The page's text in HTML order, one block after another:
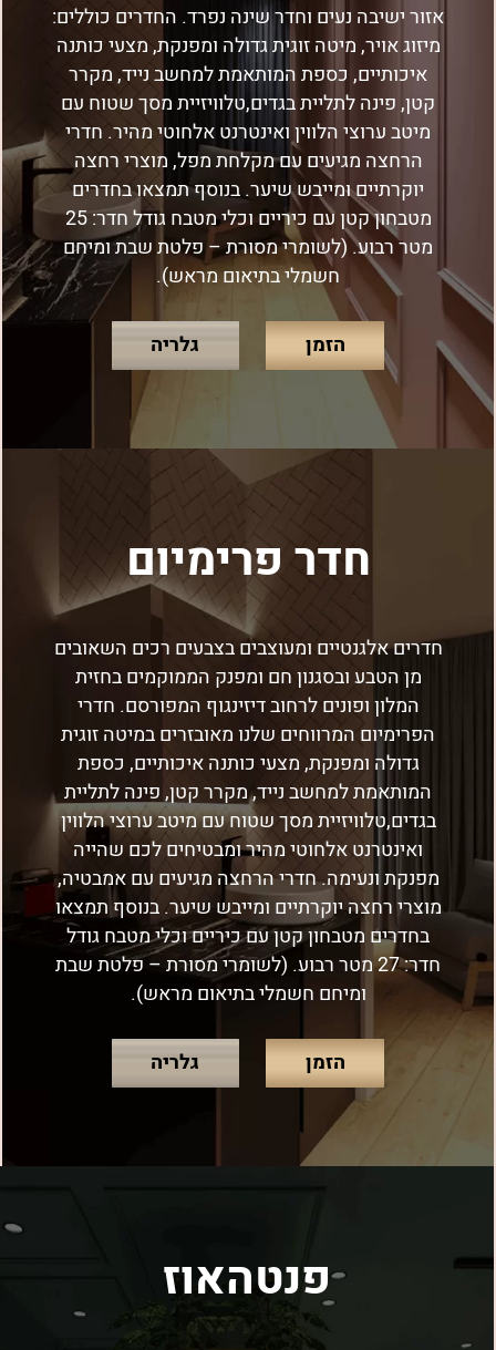
אזור ישיבה נעים וחדר שינה נפרד. החדרים כוללים:
מיזוג אויר, מיטה זוגית גדולה ומפנקת, מצעי כותנה
איכותיים, כספת המותאמת למחשב נייד, מקרר
קטן, פינה לתליית בגדים,טלוויזיית מסך שטוח עם
מיטב ערוצי הלווין ואינטרנט אלחוטי מהיר. חדרי
הרחצה מגיעים עם מקלחת מפל, מוצרי רחצה
יוקרתיים ומייבש שיער. בנוסף תמצאו בחדרים
מטבחון קטן עם כיריים וכלי מטבח גודל חדר: 25
מטר רבוע. (לשומרי מסורת – פלטת שבת ומיחם
חשמלי בתיאום מראש).
הזמן גלריה
חדר פרימיום
חדרים אלגנטיים ומעוצבים בצבעים רכים השאובים
מן הטבע ובסגנון חם ומפנק הממוקמים בחזית
המלון ופונים לרחוב דיזינגוף המפורסם. חדרי
הפרימיום המרווחים שלנו מאובזרים במיטה זוגית
גדולה ומפנקת, מצעי כותנה איכותיים, כספת
המותאמת למחשב נייד, מקרר קטן, פינה לתליית
בגדים,טלוויזיית מסך שטוח עם מיטב ערוצי הלווין
ואינטרנט אלחוטי מהיר ומבטיחים לכם שהייה
מפנקת ונעימה. חדרי הרחצה מגיעים עם אמבטיה,
מוצרי רחצה יוקרתיים ומייבש שיער. בנוסף תמצאו
בחדרים מטבחון קטן עם כיריים וכלי מטבח גודל
חדר: 27 מטר רבוע. (לשומרי מסורת – פלטת שבת
ומיחם חשמלי בתיאום מראש).
הזמן גלריה
פנטהאוז